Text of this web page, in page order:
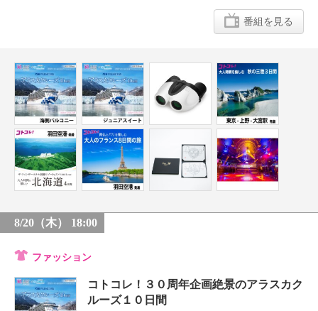
番組を見る
8/20（木） 18:00
ファッション
コトコレ！３０周年企画絶景のアラスカク
ルーズ１０日間